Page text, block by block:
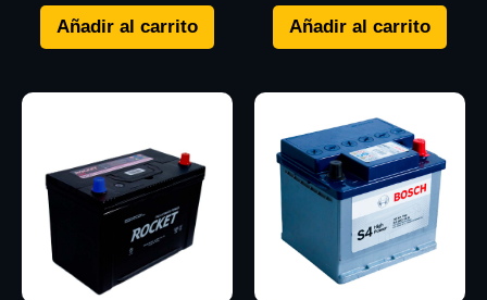
Añadir al carrito Añadir al carrito